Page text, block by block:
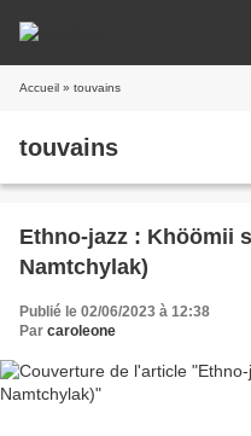
Accueil » touvains
touvains
Ethno-jazz : Khöömii
Namtchylak)
Publié le 02/06/2023 à 12:38
Par caroleone